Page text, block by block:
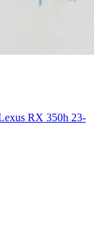
RX 350h 23-